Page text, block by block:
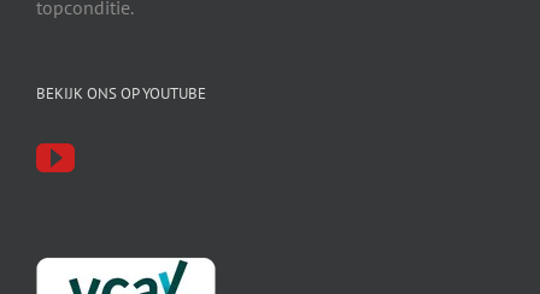
topconditie.
BEKIJK ONS OP YOUTUBE